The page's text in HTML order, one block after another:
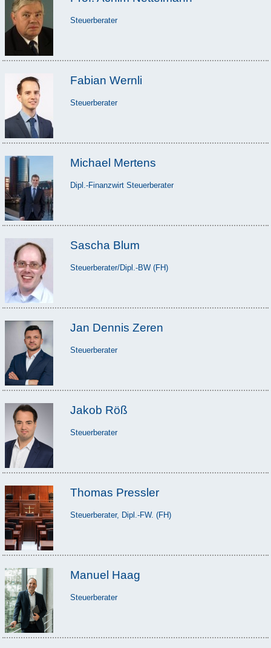
Steuerberater
Fabian Wernli
Steuerberater
Michael Mertens
Dipl.-Finanzwirt Steuerberater
Sascha Blum
Steuerberater/Dipl.-BW (FH)
Jan Dennis Zeren
Steuerberater
Jakob Röß
Steuerberater
Thomas Pressler
Steuerberater, Dipl.-FW. (FH)
Manuel Haag
Steuerberater